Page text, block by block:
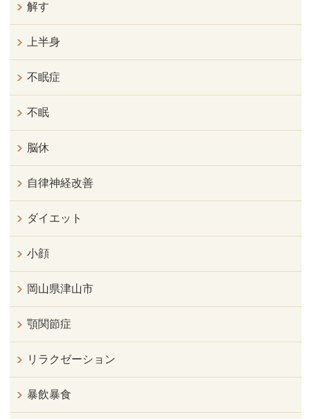
解す
上半身
不眠症
不眠
脳休
自律神経改善
ダイエット
小顔
岡山県津山市
顎関節症
リラクゼーション
暴飲暴食